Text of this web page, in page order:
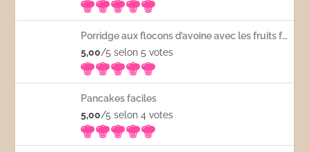
Porridge aux flocons d’avoine avec les fruits frais
5,00/5 selon 5votes
Pancakes faciles
5,00/5 selon 4votes